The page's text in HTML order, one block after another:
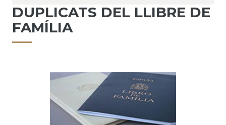
DUPLICATS DEL LLIBRE DE
FAMÍLIA